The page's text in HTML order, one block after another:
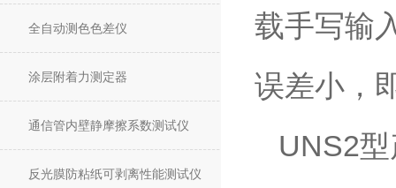
全自动测色色差仪
涂层附着力测定器
通信管内壁静摩擦系数测试仪
反光膜防粘纸可剥离性能测试仪
载手写输
误差小，
UNS2型